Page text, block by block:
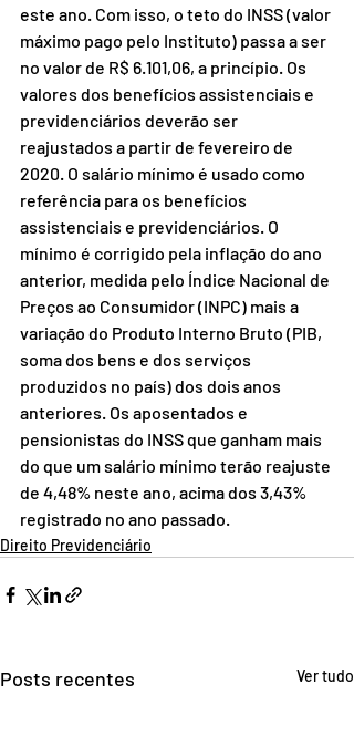
este ano. Com isso, o teto do INSS (valor
máximo pago pelo Instituto) passa a ser
no valor de R$ 6.101,06, a princípio. Os
valores dos benefícios assistenciais e
previdenciários deverão ser
reajustados a partir de fevereiro de
2020. O salário mínimo é usado como
referência para os benefícios
assistenciais e previdenciários. O
mínimo é corrigido pela inflação do ano
anterior, medida pelo Índice Nacional de
Preços ao Consumidor (INPC) mais a
variação do Produto Interno Bruto (PIB,
soma dos bens e dos serviços
produzidos no país) dos dois anos
anteriores. Os aposentados e
pensionistas do INSS que ganham mais
do que um salário mínimo terão reajuste
de 4,48% neste ano, acima dos 3,43%
registrado no ano passado.
Direito Previdenciário
Posts recentes Ver tudo